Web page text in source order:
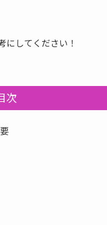
にしてください！
次